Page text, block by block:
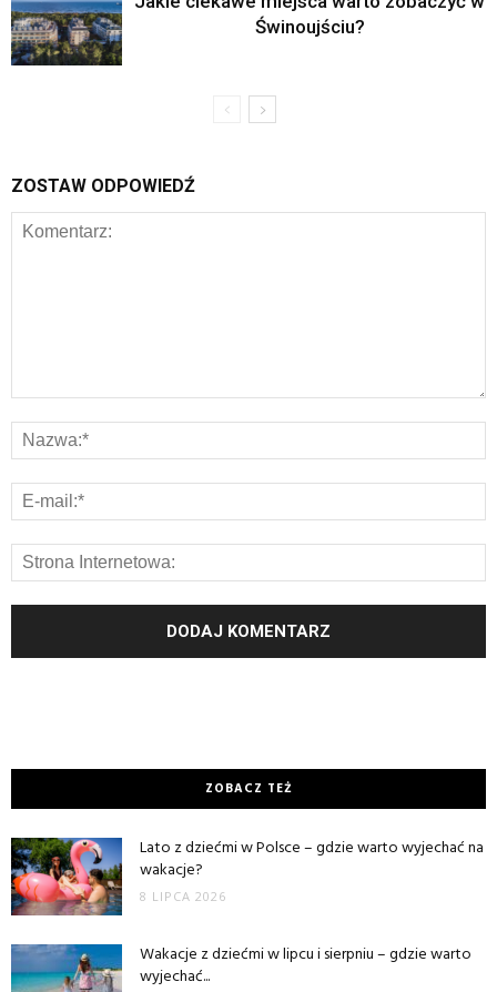
Świnoujściu?
ZOSTAW ODPOWIEDŹ
ZOBACZ TEŻ
Lato z dziećmi w Polsce – gdzie warto wyjechać na
wakacje?
8 LIPCA 2026
Wakacje z dziećmi w lipcu i sierpniu – gdzie warto
wyjechać...